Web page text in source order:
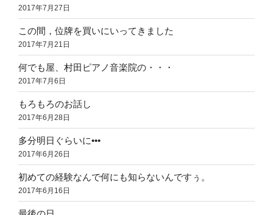
2017年7月27日
この間，位牌を買いにいってきました
2017年7月21日
何でも屋、村田ピアノ音楽院の・・・
2017年7月6日
もろもろのお話し
2017年6月28日
多分明日ぐらいに•••
2017年6月26日
初めての経験なんで何にも知らないんですぅ。
2017年6月16日